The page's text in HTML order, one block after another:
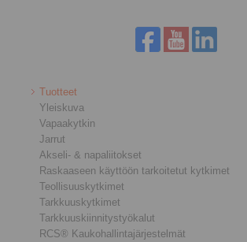
Tuotteet
Yleiskuva
Vapaakytkin
Jarrut
Akseli- & napaliitokset
Raskaaseen käyttöön tarkoitetut kytkimet
Teollisuuskytkimet
Tarkkuuskytkimet
Tarkkuuskiinnitystyökalut
RCS® Kaukohallintajärjestelmät